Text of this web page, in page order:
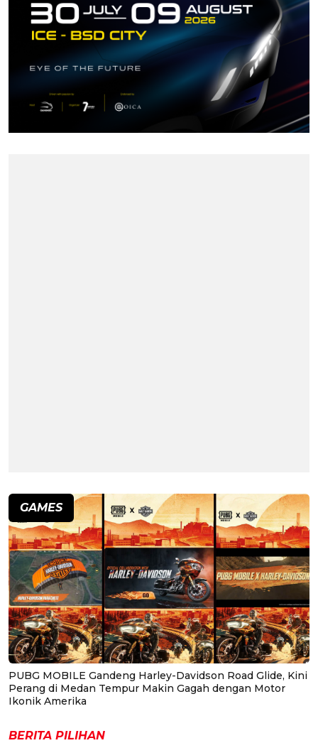
GAMES
PUBG MOBILE Gandeng Harley-Davidson Road Glide, Kini
Perang di Medan Tempur Makin Gagah dengan Motor
Ikonik Amerika
BERITA PILIHAN